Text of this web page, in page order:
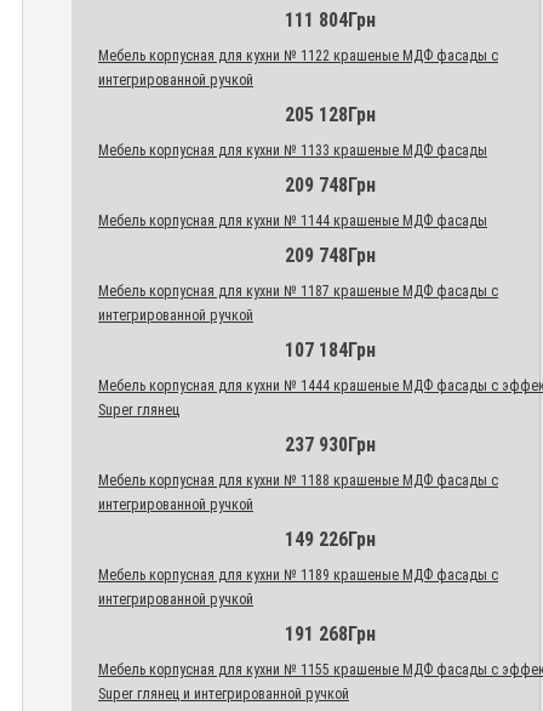
111 804Грн
Мебель корпусная для кухни № 1122 крашеные МДФ фасады с
интегрированной ручкой
205 128Грн
Мебель корпусная для кухни № 1133 крашеные МДФ фасады
209 748Грн
Мебель корпусная для кухни № 1144 крашеные МДФ фасады
209 748Грн
Мебель корпусная для кухни № 1187 крашеные МДФ фасады с
интегрированной ручкой
107 184Грн
Мебель корпусная для кухни № 1444 крашеные МДФ фасады с
Super глянец
237 930Грн
Мебель корпусная для кухни № 1188 крашеные МДФ фасады с
интегрированной ручкой
149 226Грн
Мебель корпусная для кухни № 1189 крашеные МДФ фасады с
интегрированной ручкой
191 268Грн
Мебель корпусная для кухни № 1155 крашеные МДФ фасады с
Super глянец и интегрированной ручкой